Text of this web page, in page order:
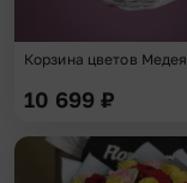
Корзина цветов Медея
10 699 ₽